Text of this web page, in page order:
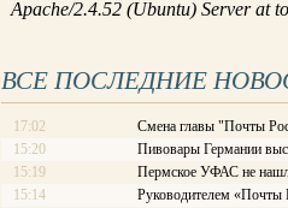
ВСЕ ПОСЛЕДНИЕ
17:02
Смена главы "Почты
15:20
Пивовары Германии
15:19
Пермское УФАС не
15:14
Руководителем «Почты